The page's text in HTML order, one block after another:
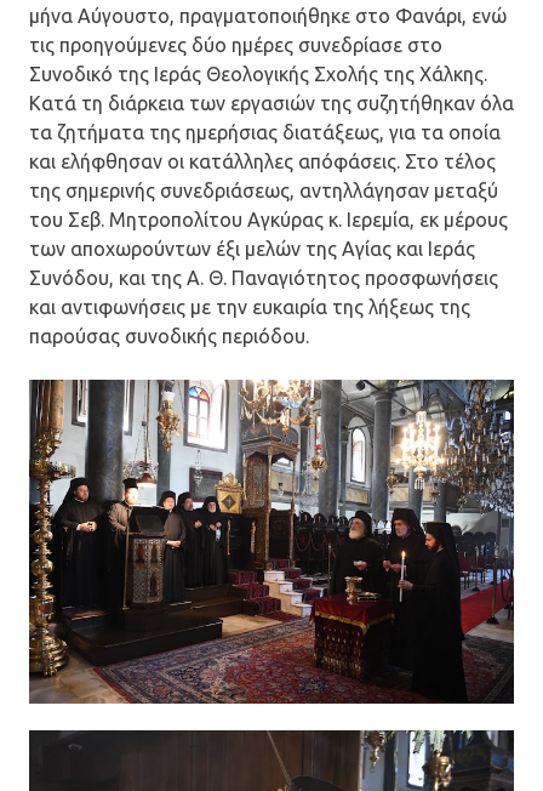
μήνα Αύγουστο, πραγματοποιήθηκε στο Φανάρι, ενώ
τις προηγούμενες δύο ημέρες συνεδρίασε στο
Συνοδικό της Ιεράς Θεολογικής Σχολής της Χάλκης.
Κατά τη διάρκεια των εργασιών της συζητήθηκαν όλα
τα ζητήματα της ημερήσιας διατάξεως, για τα οποία
και ελήφθησαν οι κατάλληλες απόφάσεις. Στο τέλος
της σημερινής συνεδριάσεως, αντηλλάγησαν μεταξύ
του Σεβ. Μητροπολίτου Αγκύρας κ. Ιερεμία, εκ μέρους
των αποχωρούντων έξι μελών της Αγίας και Ιεράς
Συνόδου, και της Α. Θ. Παναγιότητος προσφωνήσεις
και αντιφωνήσεις με την ευκαιρία της λήξεως της
παρούσας συνοδικής περιόδου.